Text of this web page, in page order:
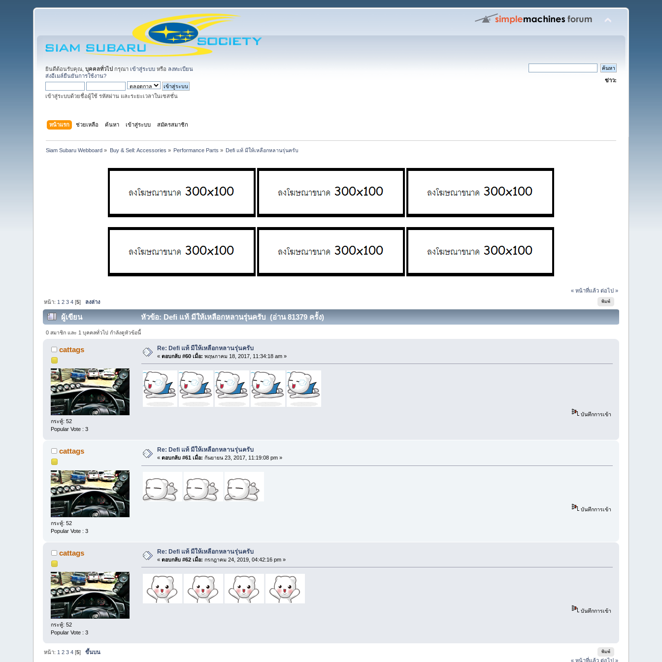
ยินดีต้อนรับคุณ,บุคคลทั่วไป กรุณา เข้าสู่ระบบ หรือ ลงทะเบียน
ส่งอีเมล์ยืนยันการใช้งาน?
เข้าสู่ระบบด้วยชื่อผู้ใช้ รหัสผ่าน และระยะเวลาในเซสชั่น
ข่าว:
หน้าแรก ช่วยเหลือ ค้นหา เข้าสู่ระบบ สมัครสมาชิก
Siam Subaru Webboard » Buy & Sell: Accessories » Performance Parts » Defi แท้ มีให้เหลือกหลานรุ่นครับ
« หน้าที่แล้ว ต่อไป »
พิมพ์
หน้า: 1 2 3 4 [5] ลงล่าง
ผู้เขียน หัวข้อ: Defi แท้ มีให้เหลือกหลานรุ่นครับ (อ่าน 81379 ครั้ง)
0 สมาชิก และ 1 บุคคลทั่วไป กำลังดูหัวข้อนี้
cattags
กระทู้: 52
Popular Vote : 3
Re: Defi แท้ มีให้เหลือกหลานรุ่นครับ
«ตอบกลับ #60 เมื่อ: พฤษภาคม 18, 2017, 11:34:18 am »
บันทึกการเข้า
cattags
กระทู้: 52
Popular Vote : 3
Re: Defi แท้ มีให้เหลือกหลานรุ่นครับ
«ตอบกลับ #61 เมื่อ: กันยายน 23, 2017, 11:19:08 pm »
บันทึกการเข้า
cattags
กระทู้: 52
Popular Vote : 3
Re: Defi แท้ มีให้เหลือกหลานรุ่นครับ
«ตอบกลับ #62 เมื่อ: กรกฎาคม 24, 2019, 04:42:16 pm »
บันทึกการเข้า
พิมพ์
หน้า: 1 2 3 4 [5]ขึ้นบน
« หน้าที่แล้ว ต่อไป »